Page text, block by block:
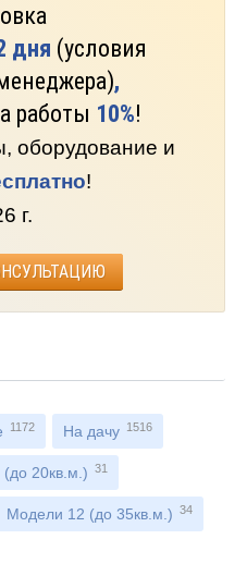
дня (условия
,
работы 10%!
оборудование и
!
г.
1172 На дачу 1516
20кв.м.) 31
Модели 12 (до 35кв.м.) 34